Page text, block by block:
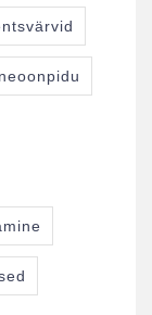
neoonpidu